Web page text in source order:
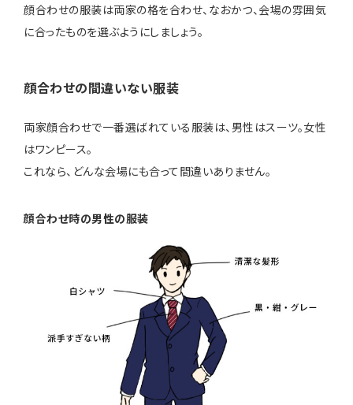
顔合わせの服装は両家の格を合わせ、なおかつ、会場の雰囲気
に合ったものを選ぶようにしましょう。
顔合わせの間違いない服装
両家顔合わせで一番選ばれている服装は、男性はスーツ。女性
はワンピース。
これなら、どんな会場にも合って間違いありません。
顔合わせ時の男性の服装